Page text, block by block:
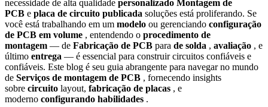
necessidade de alta qualidade personalizado Montagem de
PCB e placa de circuito publicada soluções está proliferando. Se
você está trabalhando em um modelo ou gerenciando configuração
de PCB em volume , entendendo o procedimento de
montagem — de Fabricação de PCB para de solda , avaliação , e
último entrega — é essencial para construir circuitos confiáveis e
confiáveis. Este blog é seu guia abrangente para navegar no mundo
de Serviços de montagem de PCB , fornecendo insights
sobre circuito layout, fabricação de placas , e
moderno configurando habilidades .